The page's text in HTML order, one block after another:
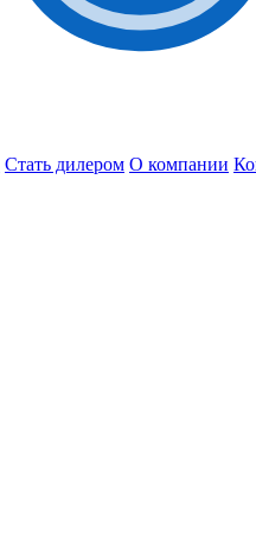
Стать дилером О компании